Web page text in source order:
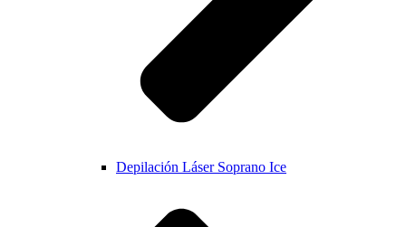
Depilación Láser Soprano Ice